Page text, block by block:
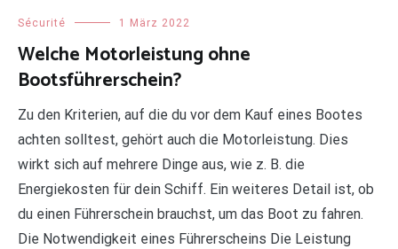
Sécurité 1 März 2022
Welche Motorleistung ohne
Bootsführerschein?
Zu den Kriterien, auf die du vor dem Kauf eines Bootes
achten solltest, gehört auch die Motorleistung. Dies
wirkt sich auf mehrere Dinge aus, wie z. B. die
Energiekosten für dein Schiff. Ein weiteres Detail ist, ob
du einen Führerschein brauchst, um das Boot zu fahren.
Die Notwendigkeit eines Führerscheins Die Leistung